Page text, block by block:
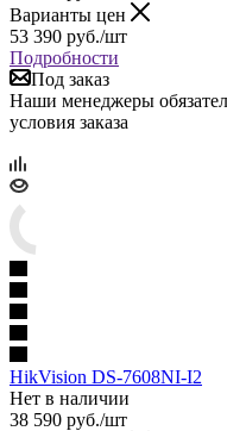
Варианты цен
53 390 руб./шт
Подробности
Под заказ
Наши менеджеры
условия заказа
HikVision DS-7608NI-I2
Нет в наличии
38 590 руб./шт